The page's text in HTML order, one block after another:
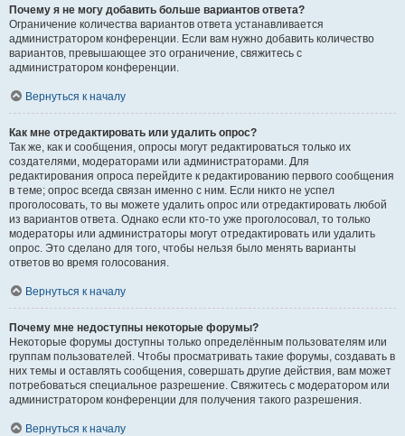
Почему я не могу добавить больше вариантов ответа?
Ограничение количества вариантов ответа устанавливается
администратором конференции. Если вам нужно добавить количество
вариантов, превышающее это ограничение, свяжитесь с
администратором конференции.
Вернуться к началу
Как мне отредактировать или удалить опрос?
Так же, как и сообщения, опросы могут редактироваться только их
создателями, модераторами или администраторами. Для
редактирования опроса перейдите к редактированию первого сообщения
в теме; опрос всегда связан именно с ним. Если никто не успел
проголосовать, то вы можете удалить опрос или отредактировать любой
из вариантов ответа. Однако если кто-то уже проголосовал, то только
модераторы или администраторы могут отредактировать или удалить
опрос. Это сделано для того, чтобы нельзя было менять варианты
ответов во время голосования.
Вернуться к началу
Почему мне недоступны некоторые форумы?
Некоторые форумы доступны только определённым пользователям или
группам пользователей. Чтобы просматривать такие форумы, создавать в
них темы и оставлять сообщения, совершать другие действия, вам может
потребоваться специальное разрешение. Свяжитесь с модератором или
администратором конференции для получения такого разрешения.
Вернуться к началу